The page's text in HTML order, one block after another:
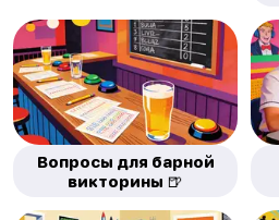
Вопросы для барной
викторины 🍺